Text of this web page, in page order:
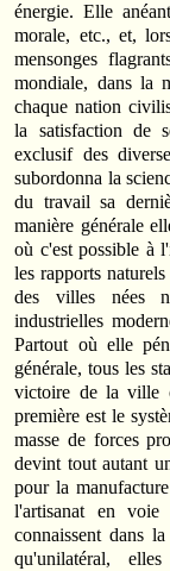
énergie. Elle
morale, etc., et,
mensonges
mondiale, dans la
chaque nation
la satisfaction de
exclusif des
subordonna la
du travail sa
manière générale
où c'est possible à
les rapports
des villes nées
industrielles
Partout où elle
générale, tous les
victoire de la ville
première est le
masse de forces
devint tout autant
pour la
l'artisanat en voie
connaissent dans
qu'unilatéral,